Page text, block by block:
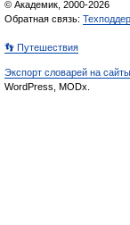
© Академик, 2000-2026
Обратная связь:
👣 Путешествия
Экспорт словарей на сайты
WordPress, MODx.